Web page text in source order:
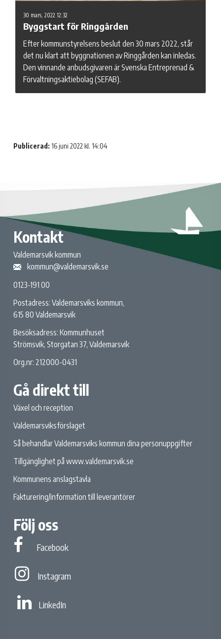
30 mars, 2022 12:32
Byggstart för Ringgården
Efter kommunstyrelsens beslut den 30 mars 2022, står
det nu klart att byggnationen av Ringgården kan inledas.
Den vinnande anbudsgivaren är Svenska Entreprenad &
Förvaltningsaktiebolag (SEFAB).
Publicerad: 16 juni 2022 kl. 14:04
Kontakt
Valdemarsvik kommun
kommun@valdemarsvik.se
0123-191 00
Postadress: Valdemarsviks kommun,
615 80 Valdemarsvik
Besöksadress: Kommunhuset
Strömsvik, Storgatan 37, Valdemarsvik
Org.nr: 212000-0431
Gå direkt till
Växel och reception
Valdemarsviksförslaget
Så behandlar Valdemarsviks kommun dina personuppgifter
Tillgänglighet på www.valdemarsvik.se
Kommunens anslagstavla
Fakturering/information till leverantörer
Följ oss
Facebook
Facebook
Instagram
Instagram
LinkedIn
Linked In